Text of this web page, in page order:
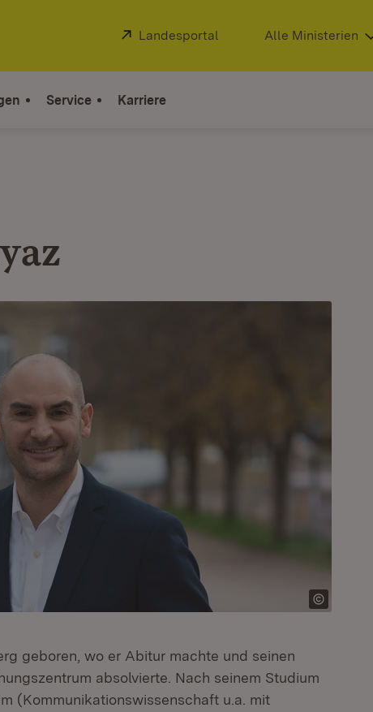
Extern:
Landesportal (Öffnet in neuem Fenster)
Alle Ministerien
Service Karriere
geboren, wo er Abitur machte und seinen
absolvierte. Nach seinem Studium
(Kommunikationswissenschaft u.a. mit